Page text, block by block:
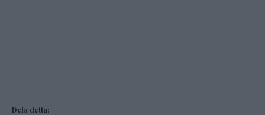
Dela detta: